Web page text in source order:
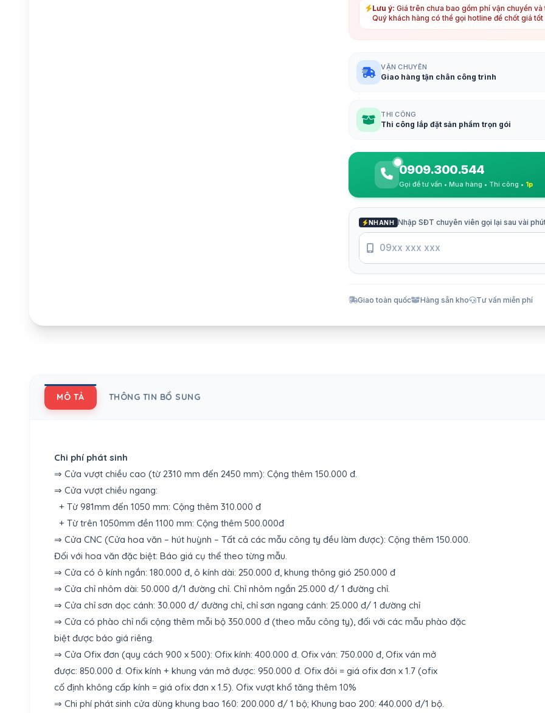
Lưu ý: Giá trên chưa bao gồm phí vận chuyển
Quý khách hàng có thể gọi hotline để chốt giá
VẬN CHUYỂN
Giao hàng tận chân công trình
THI CÔNG
Thi công lắp đặt sản phẩm trọn gói
0909.300.544
Gọi để tư vấn • Mua hàng • Thi công • 1p
NHANH Nhập SĐT chuyên viên gọi lại sau vài
Giao toàn quốc Hàng sẵn kho Tư vấn miễn phí
MÔ TẢ THÔNG TIN BỔ SUNG
Chi phí phát sinh
⇒ Cửa vượt chiều cao (từ 2310 mm đến 2450 mm): Cộng thêm 150.000 đ.
⇒ Cửa vượt chiều ngang:
+ Từ 981mm đến 1050 mm: Cộng thêm 310.000 đ
+ Từ trên 1050mm đền 1100 mm: Cộng thêm 500.000đ
⇒ Cửa CNC (Cửa hoa văn – hút huỳnh – Tất cả các mẫu công ty đều làm được): Cộng thêm 150.000.
Đối với hoa văn đặc biệt: Báo giá cụ thể theo từng mẫu.
⇒ Cửa có ô kính ngắn: 180.000 đ, ô kính dài: 250.000 đ, khung thông gió 250.000 đ
⇒ Cửa chỉ nhôm dài: 50.000 đ/1 đường chỉ. Chỉ nhôm ngắn 25.000 đ/ 1 đường chỉ.
⇒ Cửa chỉ sơn dọc cánh: 30.000 đ/ đường chỉ, chỉ sơn ngang cánh: 25.000 đ/ 1 đường chỉ
⇒ Cửa có phào chỉ nổi cộng thêm mỗi bộ 350.000 đ (theo mẫu công ty), đối với các mẫu phào đặc
biệt được báo giá riêng.
⇒ Cửa Ofix đơn (quy cách 900 x 500): Ofix kính: 400.000 đ. Ofix ván: 750.000 đ, Ofix ván mở
được: 850.000 đ. Ofix kính + khung ván mở được: 950.000 đ. Ofix đôi = giá ofix đơn x 1.7 (ofix
cố định không cấp kính = giá ofix đơn x 1.5). Ofix vượt khổ tăng thêm 10%
⇒ Chi phí phát sinh cửa dùng khung bao 160: 200.000 đ/ 1 bộ; Khung bao 200: 440.000 đ/1 bộ.